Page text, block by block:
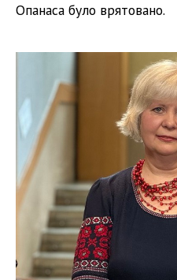
Опанаса було врятовано.